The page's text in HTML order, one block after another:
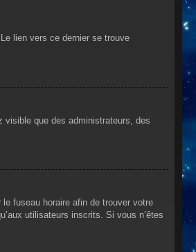
lien vers ce dernier se trouve
visible que des administrateurs, des
fuseau horaire afin de trouver votre
utilisateurs inscrits. Si vous n’êtes